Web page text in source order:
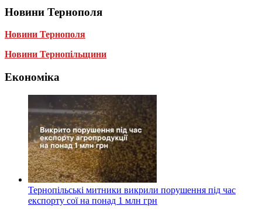
Новини Тернополя
Новини Тернополя
Новини Тернопільщини
Економіка
Тернопільські митники викрили порушення під час
експорту сої на понад 1 млн грн